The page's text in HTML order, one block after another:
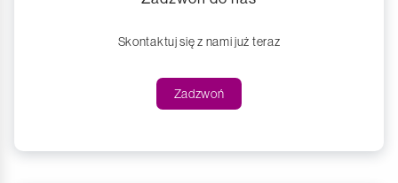
Skontaktuj się z nami już teraz
Zadzwoń